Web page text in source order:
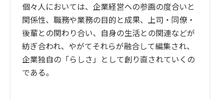
個々人においては、企業経営への参画の度合いと
関係性、職務や業務の目的と成果、上司・同僚・
後輩との関わり合い、自身の生活との関連などが
紡ぎ合われ、やがてそれらが融合して編集され、
企業独自の「らしさ」として創り直されていくの
である。